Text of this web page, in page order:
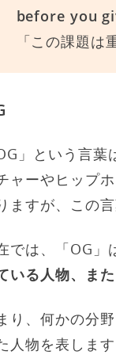
before you
「この課題
OG」という言
ャーやヒップ
ますが、この
では、「OG」
いる人物、ま
り、何かの分
人物を表しま